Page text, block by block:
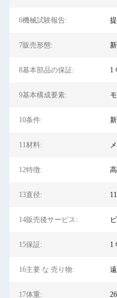
6機械試験報告:
7販売形態:
8基本部品の保証: 1
9基本構成要素:
10条件:
11材料:
12特徴:
13直径:
14販売後サービス:
15保証: 1
16主要 な 売り物:
17体重: